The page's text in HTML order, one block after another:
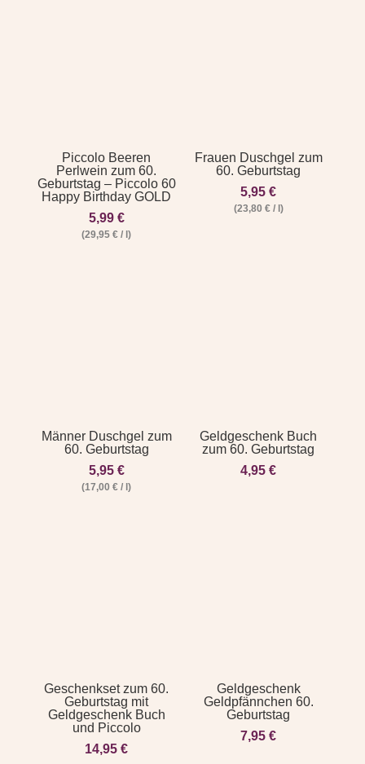
Piccolo Beeren
Perlwein zum 60.
Geburtstag – Piccolo 60
Happy Birthday GOLD
5,99 €
(29,95€ / l)
Frauen Duschgel zum
60. Geburtstag
5,95€
(23,80 €/ l)
Männer Duschgel zum
60. Geburtstag
5,95 €
(17,00€ / l)
Geldgeschenk Buch
zum 60. Geburtstag
4,95€
Geschenkset zum 60.
Geburtstag mit
Geldgeschenk Buch
und Piccolo
14,95€
Geldgeschenk
Geldpfännchen 60.
Geburtstag
7,95€